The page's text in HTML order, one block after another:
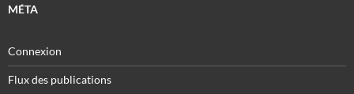
MÉTA
Connexion
Flux des publications